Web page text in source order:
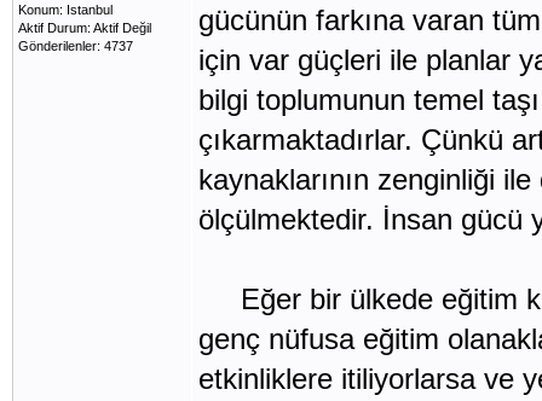
Konum: Istanbul
Aktif Durum: Aktif Değil
Gönderilenler: 4737
gücünün farkına varan
için var güçleri ile planlar
bilgi toplumunun temel
çıkarmaktadırlar. Çünkü
kaynaklarının zenginliği
ölçülmektedir. İnsan gücü
Eğer bir ülkede eğitim
genç nüfusa eğitim
etkinliklere itiliyorlarsa ve